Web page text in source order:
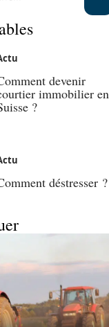
devenir
immobilier en
?
déstresser ?